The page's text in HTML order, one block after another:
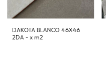
DAKOTA BLANCO 46X46
2DA - x m2